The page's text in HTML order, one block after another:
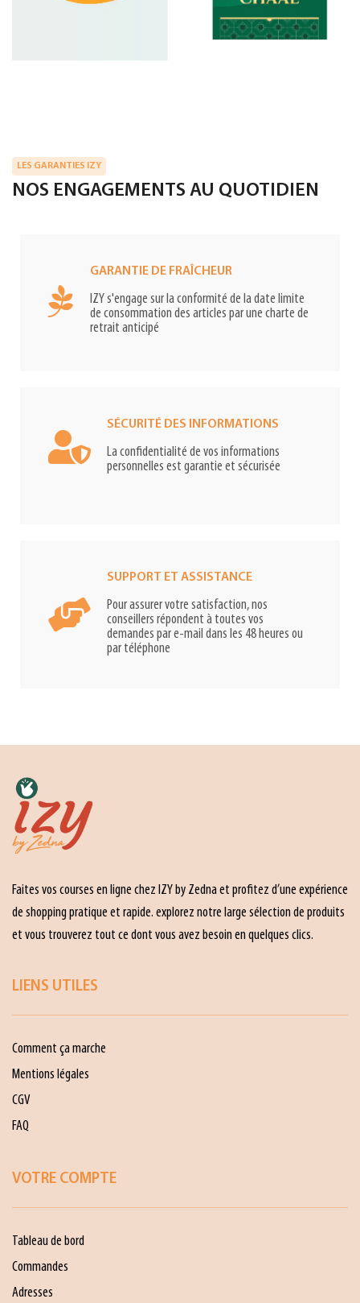
LES GARANTIES IZY
NOS ENGAGEMENTS AU QUOTIDIEN
GARANTIE DE FRAÎCHEUR
IZY s'engage sur la conformité de la date limite
de consommation des articles par une charte de
retrait anticipé
SÉCURITÉ DES INFORMATIONS
La confidentialité de vos informations
personnelles est garantie et sécurisée
SUPPORT ET ASSISTANCE
Pour assurer votre satisfaction, nos
conseillers répondent à toutes vos
demandes par e-mail dans les 48 heures ou
par téléphone
Faites vos courses en ligne chez IZY by Zedna et profitez d’une expérience
de shopping pratique et rapide. explorez notre large sélection de produits
et vous trouverez tout ce dont vous avez besoin en quelques clics.
LIENS UTILES
Comment ça marche
Mentions légales
CGV
FAQ
VOTRE COMPTE
Tableau de bord
Commandes
Adresses